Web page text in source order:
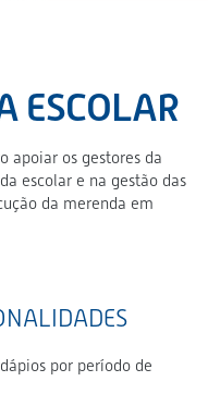
ESCOLAR
apoiar os gestores da
escolar e na gestão das
da merenda em
por período de